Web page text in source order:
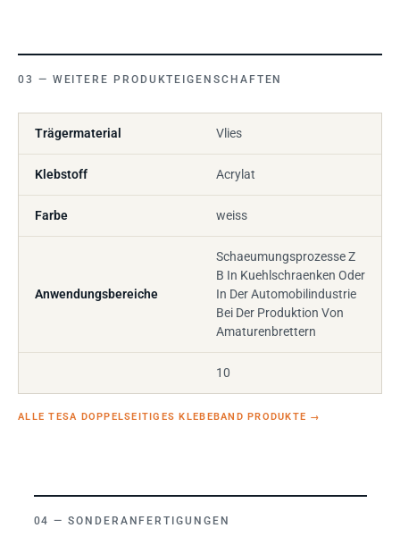
WEITERE PRODUKTEIGENSCHAFTEN
Trägermaterial Vlies
Klebstoff Acrylat
Farbe weiss
Anwendungsbereiche
Schaeumungsprozesse Z
B In Kuehlschraenken Oder
In Der Automobilindustrie
Bei Der Produktion Von
Amaturenbrettern
10
ALLE TESA DOPPELSEITIGES KLEBEBAND PRODUKTE →
SONDERANFERTIGUNGEN